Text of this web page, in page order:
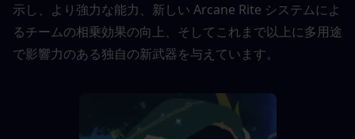
示し、より強力な能力、新しい Arcane Rite システムによ
るチームの相乗効果の向上、そしてこれまで以上に多用途
で影響力のある独自の新武器を与えています。